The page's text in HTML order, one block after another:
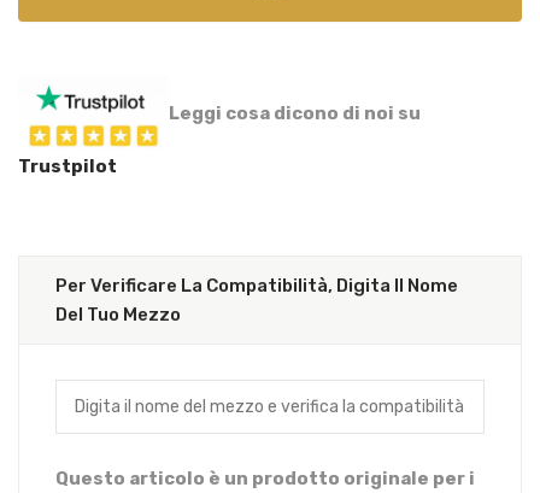
Leggi cosa dicono di noi su
Trustpilot
Per Verificare La Compatibilità, Digita Il Nome
Del Tuo Mezzo
Questo articolo è un prodotto originale per i